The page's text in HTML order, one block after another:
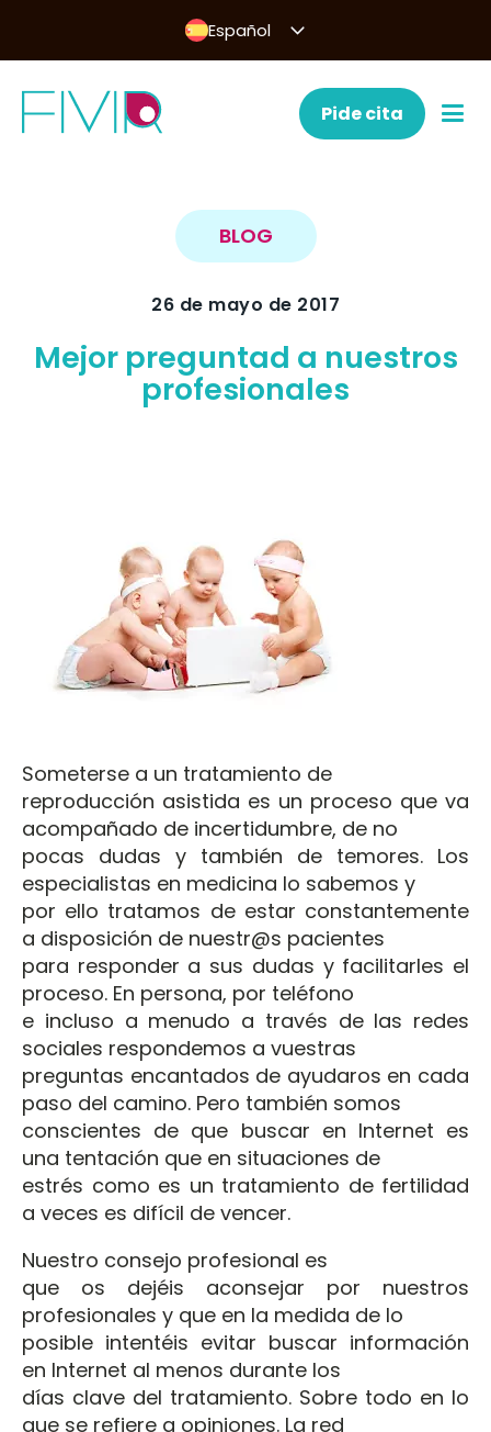
Español
Pide cita
BLOG
26 de mayo de 2017
Mejor preguntad a nuestros
profesionales
Someterse a un tratamiento de
reproducción asistida es un proceso que va
acompañado de incertidumbre, de no
pocas dudas y también de temores. Los
especialistas en medicina lo sabemos y
por ello tratamos de estar constantemente
a disposición de nuestr@s pacientes
para responder a sus dudas y facilitarles el
proceso. En persona, por teléfono
e incluso a menudo a través de las redes
sociales respondemos a vuestras
preguntas encantados de ayudaros en cada
paso del camino. Pero también somos
conscientes de que buscar en Internet es
una tentación que en situaciones de
estrés como es un tratamiento de fertilidad
a veces es difícil de vencer.
Nuestro consejo profesional es
que os dejéis aconsejar por nuestros
profesionales y que en la medida de lo
posible intentéis evitar buscar información
en Internet al menos durante los
días clave del tratamiento. Sobre todo en lo
que se refiere a opiniones. La red